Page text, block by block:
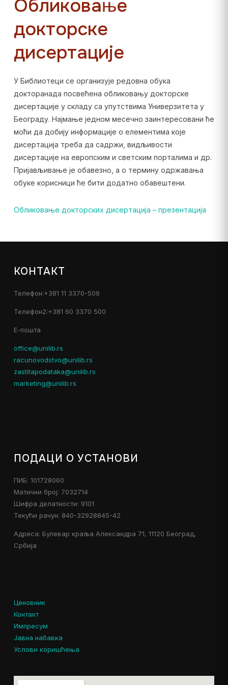
Обликовање
докторске
дисертације
У Библиотеци се организује редовна обука
докторанада посвећена обликовању докторске
дисертације у складу са упутствима Универзитета у
Београду. Најмање једном месечно заинтересовани ће
моћи да добију информације о елементима које
дисертација треба да садржи, видљивости
дисертације на европским и светским порталима и др.
Пријављивање је обавезно, а о термину одржавања
обуке корисници ће бити додатно обавештени.
Обликовање докторских дисертација – презентација
КОНТАКТ
Телефон:+381 11 3370-509
Телефон2:+381 60 3370 500
Е-пошта
office@unilib.rs
racunovodstvo@unilib.rs
zastitapodataka@unilib.rs
marketing@unilib.rs
ПОДАЦИ О УСТАНОВИ
ПИБ: 101728060
Матични број: 7032714
Шифра делатности: 9101
Текући рачун: 840-32928845-42
Адреса: Булевар краља Александра 71, 11120 Београд,
Србија
Ценовник
Контакт
Импресум
Јавна набавка
Услови коришћења